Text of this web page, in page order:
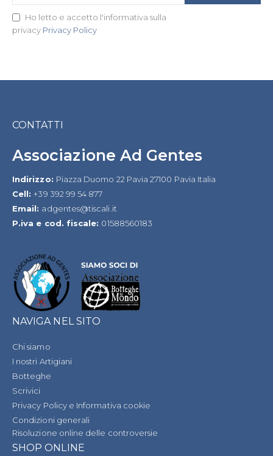
nostra
Ho letto e accetto l'informativa sulla
privacy Privacy Policy
CONTATTI
Associazione Ad Gentes
Indirizzo: Piazza Duomo 22 Pavia 27100 Pavia Italia
Cell:+39 392 99 54 877
Email: adgentes@tiscali.it
P.iva e cod. fiscale: 01588560183
NAVIGA NEL SITO
Chi siamo
I nostri Artigiani
Botteghe
Scrivici
Privacy Policy e Informativa cookie
Condizioni generali
Risoluzione online delle controversie
SHOP ONLINE